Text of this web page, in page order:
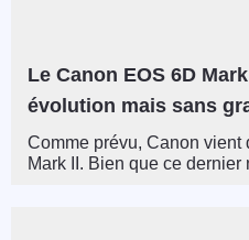
Le Canon EOS 6D
évolution mais sans
Comme prévu, Canon vient
Mark II. Bien que ce dernier